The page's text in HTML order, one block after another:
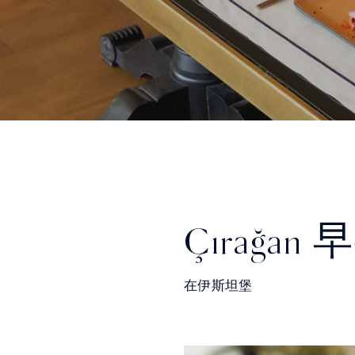
Çırağan
在伊斯坦堡